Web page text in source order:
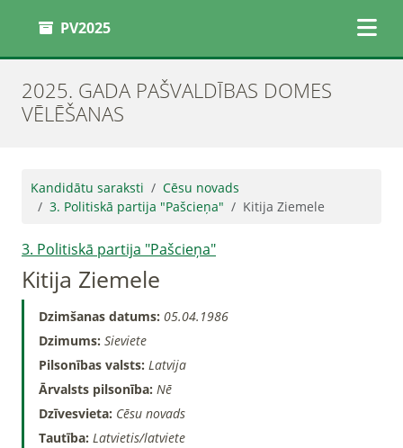
PV2025
2025. GADA PAŠVALDĪBAS DOMES
VĒLĒŠANAS
Kandidātu saraksti
Cēsu novads
3. Politiskā partija "Pašcieņa"
Kitija Ziemele
3. Politiskā partija "Pašcieņa"
Kitija Ziemele
Dzimšanas datums: 05.04.1986
Dzimums: Sieviete
Pilsonības valsts: Latvija
Ārvalsts pilsonība: Nē
Dzīvesvieta: Cēsu novads
Tautība: Latvietis/latviete